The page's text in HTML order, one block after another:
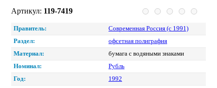
Артикул: 119-7419
Правитель:
Современная Россия (c 1991)
Раздел:
офсетная полиграфия
Материал:
бумага с водяными знаками
Номинал:
Рубль
Год:
1992